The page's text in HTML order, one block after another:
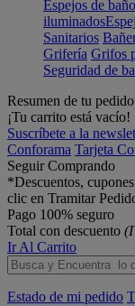
Espejos de baño
iluminados
Sanitarios
Grifería Grifos
Seguridad de
Resumen de tu pedido
¡Tu carrito está vacío!
Suscríbete a la
Conforama Tarjeta
Seguir Comprando
*Descuentos,
clic en Tramitar
Pago 100% seguro
Total con descuento
Ir Al Carrito
Estado de mi pedido